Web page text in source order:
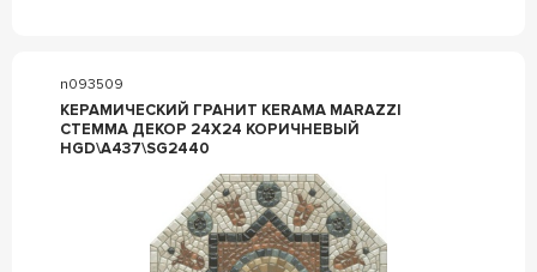
n093509
КЕРАМИЧЕСКИЙ ГРАНИТ KERAMA MARAZZI
СТЕММА ДЕКОР 24X24 КОРИЧНЕВЫЙ
HGD\A437\SG2440